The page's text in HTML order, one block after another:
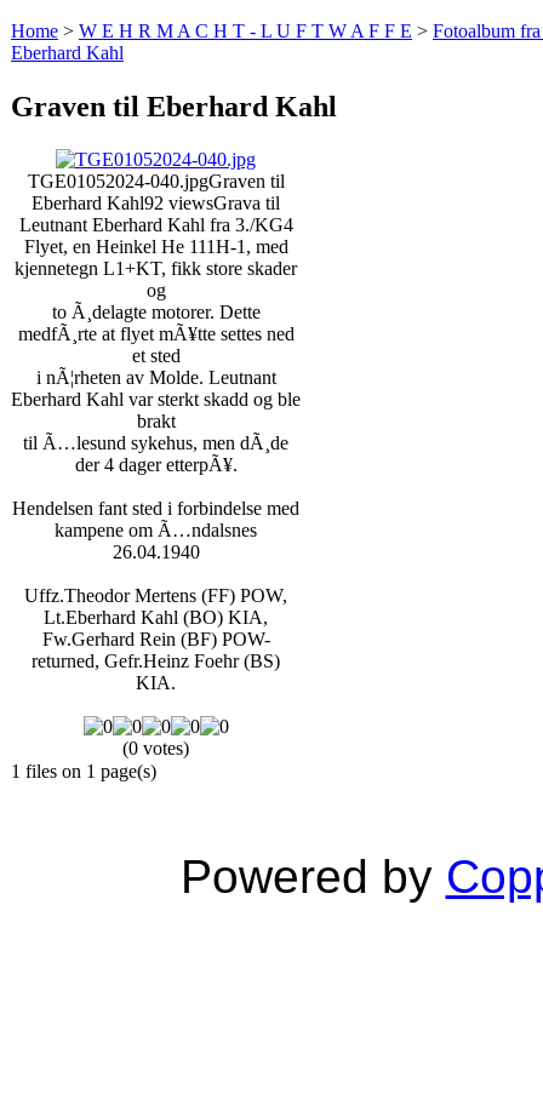
Home > W E H R M A C H T - L U F T W A F F E > Fotoalbum
Eberhard Kahl
Graven til Eberhard Kahl
TGE01052024-040.jpgGraven til
Eberhard Kahl92 viewsGrava til
Leutnant Eberhard Kahl fra 3./KG4
Flyet, en Heinkel He 111H-1, med
kjennetegn L1+KT, fikk store skader
og
to Ã¸delagte motorer. Dette
medfÃ¸rte at flyet mÃ¥tte settes ned
et sted
i nÃ¦rheten av Molde. Leutnant
Eberhard Kahl var sterkt skadd og ble
brakt
til Ã…lesund sykehus, men dÃ¸de
der 4 dager etterpÃ¥.
Hendelsen fant sted i forbindelse med
kampene om Ã…ndalsnes
26.04.1940
Uffz.Theodor Mertens (FF) POW,
Lt.Eberhard Kahl (BO) KIA,
Fw.Gerhard Rein (BF) POW-
returned, Gefr.Heinz Foehr (BS)
KIA.
(0 votes)
1 files on 1 page(s)
Powered by